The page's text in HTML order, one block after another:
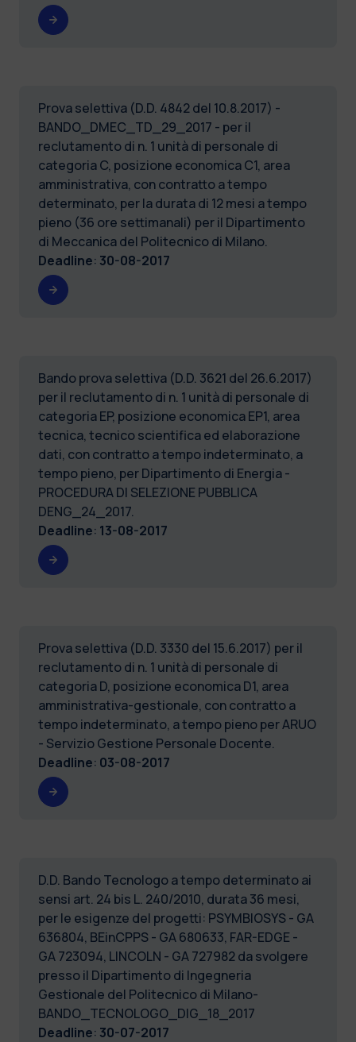
Prova selettiva (D.D. 4842 del 10.8.2017) -
BANDO_DMEC_TD_29_2017 - per il
reclutamento di n. 1 unità di personale di
categoria C, posizione economica C1, area
amministrativa, con contratto a tempo
determinato, per la durata di 12 mesi a tempo
pieno (36 ore settimanali) per il Dipartimento
di Meccanica del Politecnico di Milano.
Deadline: 30-08-2017
Bando prova selettiva (D.D. 3621 del 26.6.2017)
per il reclutamento di n. 1 unità di personale di
categoria EP, posizione economica EP1, area
tecnica, tecnico scientifica ed elaborazione
dati, con contratto a tempo indeterminato, a
tempo pieno, per Dipartimento di Energia -
PROCEDURA DI SELEZIONE PUBBLICA
DENG_24_2017.
Deadline: 13-08-2017
Prova selettiva (D.D. 3330 del 15.6.2017) per il
reclutamento di n. 1 unità di personale di
categoria D, posizione economica D1, area
amministrativa-gestionale, con contratto a
tempo indeterminato, a tempo pieno per ARUO
- Servizio Gestione Personale Docente.
Deadline: 03-08-2017
D.D. Bando Tecnologo a tempo determinato ai
sensi art. 24 bis L. 240/2010, durata 36 mesi,
per le esigenze del progetti: PSYMBIOSYS - GA
636804, BEinCPPS - GA 680633, FAR-EDGE -
GA 723094, LINCOLN - GA 727982 da svolgere
presso il Dipartimento di Ingegneria
Gestionale del Politecnico di Milano-
BANDO_TECNOLOGO_DIG_18_2017
Deadline: 30-07-2017